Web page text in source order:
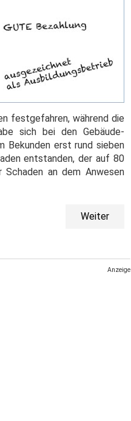
festgefahren, während die
sich bei den Gebäude-
Bekunden erst rund sieben
entstanden, der auf 80
an dem Anwesen
Weiter
Anzeige